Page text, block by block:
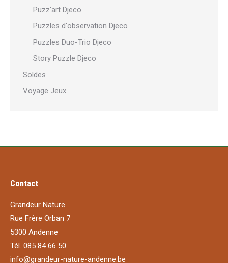
Puzz'art Djeco
Puzzles d'observation Djeco
Puzzles Duo-Trio Djeco
Story Puzzle Djeco
Soldes
Voyage Jeux
Contact
Grandeur Nature
Rue Frère Orban 7
5300 Andenne
Tél. 085 84 66 50
info@grandeur-nature-andenne.be